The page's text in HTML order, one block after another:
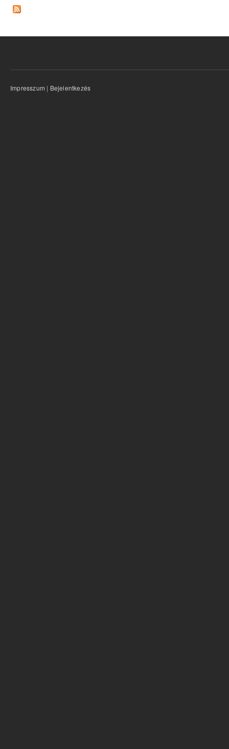
Impresszum | Bejelentkezés